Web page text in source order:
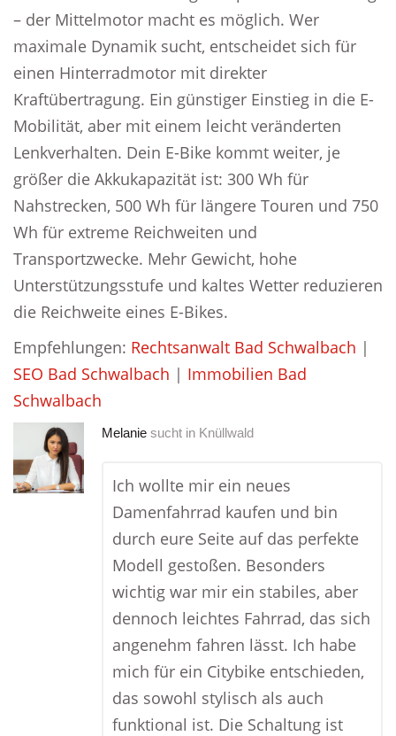
– der Mittelmotor macht es möglich. Wer
maximale Dynamik sucht, entscheidet sich für
einen Hinterradmotor mit direkter
Kraftübertragung. Ein günstiger Einstieg in die E-
Mobilität, aber mit einem leicht veränderten
Lenkverhalten. Dein E-Bike kommt weiter, je
größer die Akkukapazität ist: 300 Wh für
Nahstrecken, 500 Wh für längere Touren und 750
Wh für extreme Reichweiten und
Transportzwecke. Mehr Gewicht, hohe
Unterstützungsstufe und kaltes Wetter reduzieren
die Reichweite eines E-Bikes.
Empfehlungen: Rechtsanwalt Bad Schwalbach |
SEO Bad Schwalbach | Immobilien Bad
Schwalbach
Melanie sucht in Knüllwald
Ich wollte mir ein neues
Damenfahrrad kaufen und bin
durch eure Seite auf das perfekte
Modell gestoßen. Besonders
wichtig war mir ein stabiles, aber
dennoch leichtes Fahrrad, das sich
angenehm fahren lässt. Ich habe
mich für ein Citybike entschieden,
das sowohl stylisch als auch
funktional ist. Die Schaltung ist